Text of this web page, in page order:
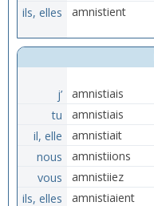
ils, elles
amnistient
j’
amnistiais
tu
amnistiais
il, elle
amnistiait
nous
amnistiions
vous
amnistiiez
ils, elles
amnistiaient